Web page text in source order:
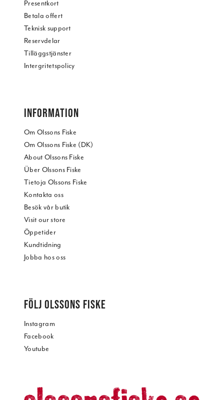
Presentkort
Betala offert
Teknisk support
Reservdelar
Tilläggstjänster
Intergritetspolicy
INFORMATION
Om Olssons Fiske
Om Olssons Fiske (DK)
About Olssons Fiske
Über Olssons Fiske
Tietoja Olssons Fiske
Kontakta oss
Besök vår butik
Visit our store
Öppetider
Kundtidning
Jobba hos oss
FÖLJ OLSSONS FISKE
Instagram
Facebook
Youtube